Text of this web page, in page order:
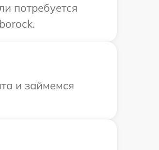
потребуется
и займемся